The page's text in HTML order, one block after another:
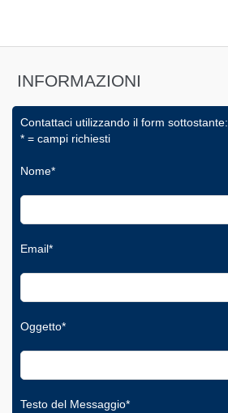
INFORMAZIONI
Contattaci utilizzando il form sottostante:
* = campi richiesti
Nome*
Email*
Oggetto*
Testo del Messaggio*